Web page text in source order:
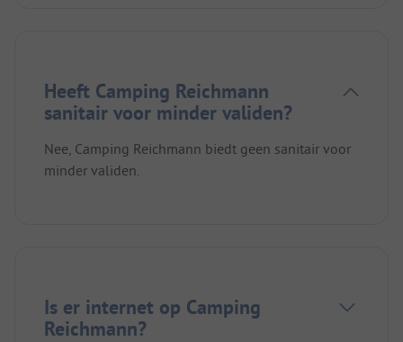
Heeft Camping Reichmann
sanitair voor minder validen?
Nee, Camping Reichmann biedt geen sanitair voor
minder validen.
Is er internet op Camping
Reichmann?